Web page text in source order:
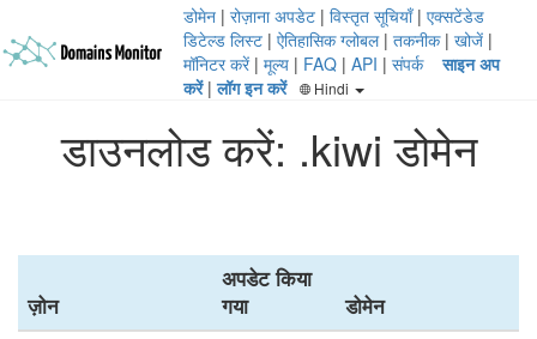
डोमेन | रोज़ाना अपडेट | विस्तृत सूचियाँ| एक्सटेंडेड
डिटेल्ड लिस्ट | ऐतिहासिक ग्लोबल| तकनीक| खोजें |
मॉनिटर करें| मूल्य | FAQ | API | संपर्क
साइन अप
करें|लॉग इन करें Hindi
डाउनलोड करें: .kiwi डोमेन
ज़ोन
अपडेट किया
गया
डोमेन